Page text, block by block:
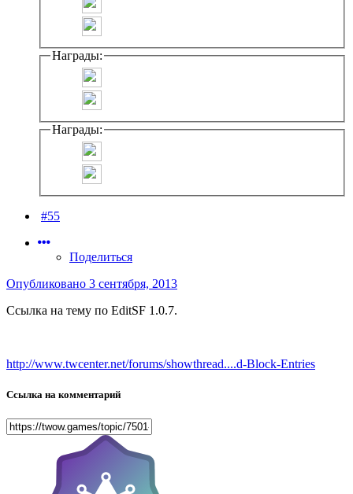
Награды:
Награды:
#55
Поделиться
Опубликовано 3 сентября, 2013
Ссылка на тему по EditSF 1.0.7.
http://www.twcenter.net/forums/showthread....d-Block-Entries
Ссылка на комментарий